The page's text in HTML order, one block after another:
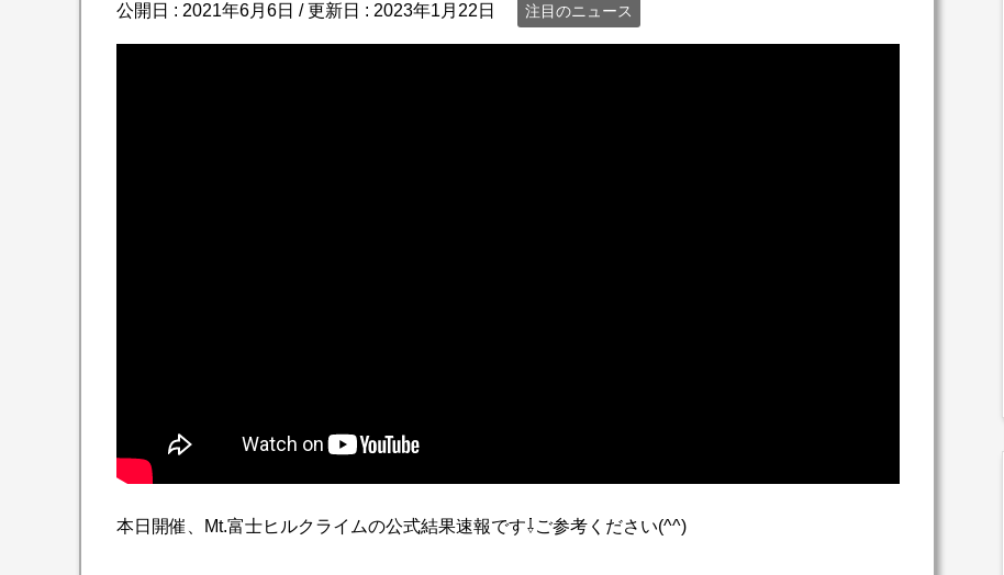
公開日 : 2021年6月6日 / 更新日 : 2023年1月22日 注目のニュース
本日開催、Mt.富士ヒルクライムの公式結果速報です⇩ご参考ください(^^)